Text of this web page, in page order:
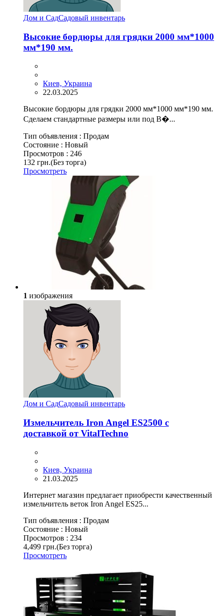
Дом и СадСадовый инвентарь
Высокие бордюры для грядки 2000 мм*1000
мм*190 мм.
Киев, Украина
22.03.2025
Высокие бордюры для грядки 2000 мм*1000 мм*190 мм.
Сделаем стандартные размеры или под В�...
Тип объявления : Продам
Состояние : Новый
Просмотров : 246
132 грн.(Без торга)
Просмотреть
1 изображения
Дом и СадСадовый инвентарь
Измельчитель Iron Angel ES2500 с
доставкой от VitalTechno
Киев, Украина
21.03.2025
Интернет магазин предлагает приобрести качественный
измельчитель веток Iron Angel ES25...
Тип объявления : Продам
Состояние : Новый
Просмотров : 234
4,499 грн.(Без торга)
Просмотреть